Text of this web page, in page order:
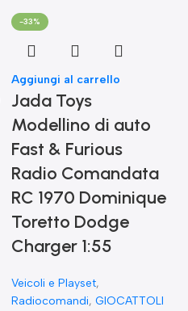
-33%
Aggiungi al carrello
Jada Toys
Modellino di auto
Fast & Furious
Radio Comandata
RC 1970 Dominique
Toretto Dodge
Charger 1:55
Veicoli e Playset,
Radiocomandi, GIOCATTOLI